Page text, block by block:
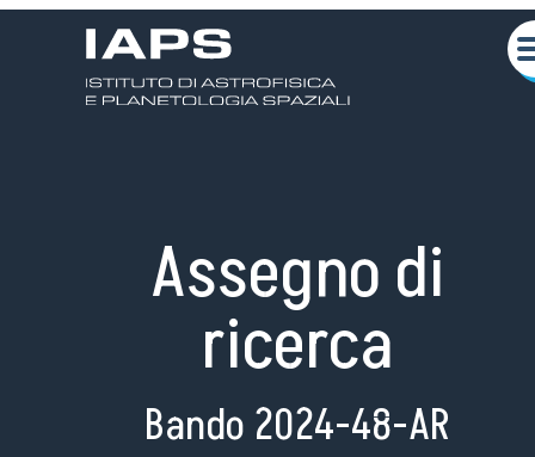
Assegno di
ricerca
Bando 2024-48-AR
Chi siamo
Attività Scientifiche